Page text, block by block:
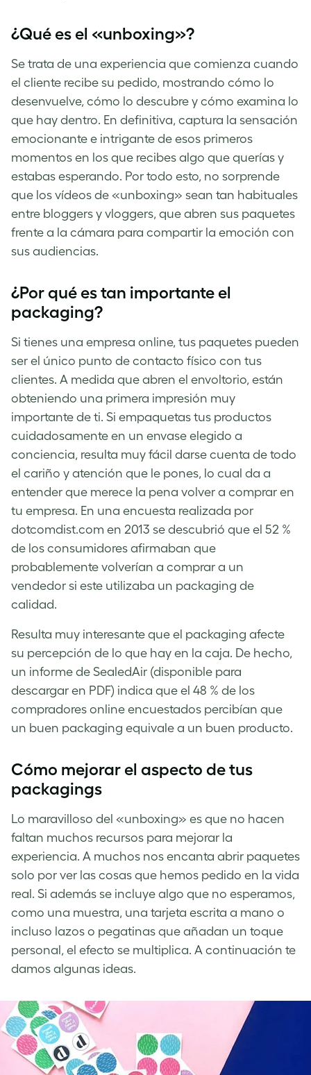
¿Qué es el «unboxing»?
Se trata de una experiencia que comienza cuando
el cliente recibe su pedido, mostrando cómo lo
desenvuelve, cómo lo descubre y cómo examina lo
que hay dentro. En definitiva, captura la sensación
emocionante e intrigante de esos primeros
momentos en los que recibes algo que querías y
estabas esperando. Por todo esto, no sorprende
que los vídeos de «unboxing» sean tan habituales
entre bloggers y vloggers, que abren sus paquetes
frente a la cámara para compartir la emoción con
sus audiencias.
¿Por qué es tan importante el
packaging?
Si tienes una empresa online, tus paquetes pueden
ser el único punto de contacto físico con tus
clientes. A medida que abren el envoltorio, están
obteniendo una primera impresión muy
importante de ti. Si empaquetas tus productos
cuidadosamente en un envase elegido a
conciencia, resulta muy fácil darse cuenta de todo
el cariño y atención que le pones, lo cual da a
entender que merece la pena volver a comprar en
tu empresa. En una encuesta realizada por
dotcomdist.com en 2013 se descubrió que el 52 %
de los consumidores afirmaban que
probablemente volverían a comprar a un
vendedor si este utilizaba un packaging de
calidad.
Resulta muy interesante que el packaging afecte
su percepción de lo que hay en la caja. De hecho,
un informe de SealedAir (disponible para
descargar en PDF) indica que el 48 % de los
compradores online encuestados percibían que
un buen packaging equivale a un buen producto.
Cómo mejorar el aspecto de tus
packagings
Lo maravilloso del «unboxing» es que no hacen
faltan muchos recursos para mejorar la
experiencia. A muchos nos encanta abrir paquetes
solo por ver las cosas que hemos pedido en la vida
real. Si además se incluye algo que no esperamos,
como una muestra, una tarjeta escrita a mano o
incluso lazos o pegatinas que añadan un toque
personal, el efecto se multiplica. A continuación te
damos algunas ideas.